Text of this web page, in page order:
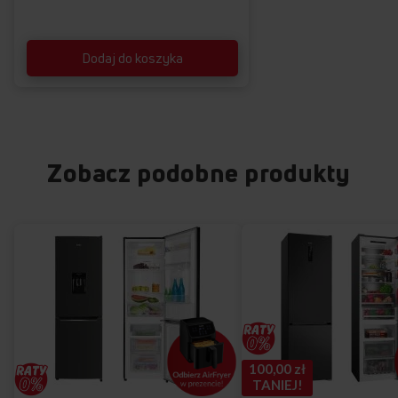
Dodaj do koszyka
Zobacz podobne produkty
100,00 zł
TANIEJ!